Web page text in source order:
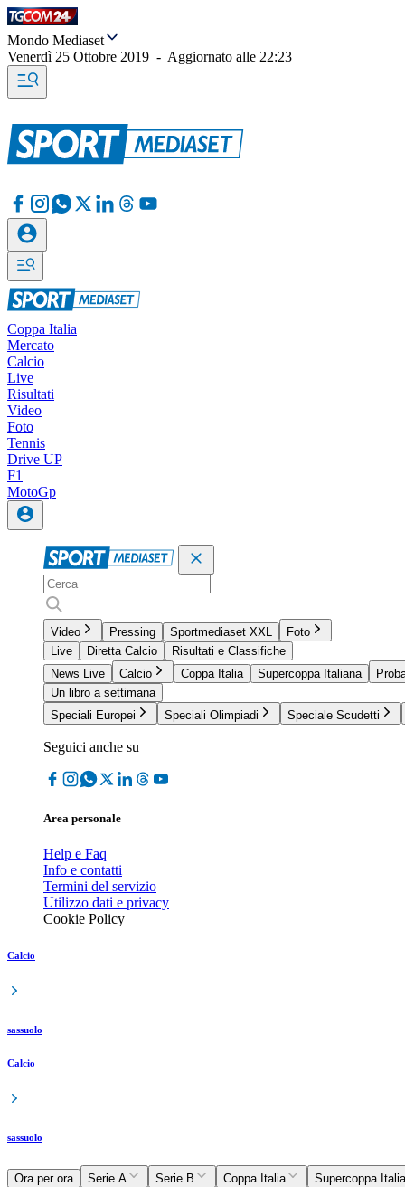
Mondo Mediaset
Venerdì 25 Ottobre 2019 - Aggiornato alle 22:23
Coppa Italia
Mercato
Calcio
Live
Risultati
Video
Foto
Tennis
Drive UP
F1
MotoGp
Video Pressing Sportmediaset XXL
Foto
Live
Diretta Calcio
Risultati e Classifiche
News Live
Calcio Coppa Italia Supercoppa Italiana
Un libro a settimana
Speciali Europei
Speciali Olimpiadi Speciale Scudetti
Seguici anche su
Area personale
Help e Faq
Info e contatti
Termini del servizio
Utilizzo dati e privacy
Cookie Policy
Calcio
sassuolo
Calcio
sassuolo
Ora per ora Serie A Serie B Coppa Italia
Supercoppa